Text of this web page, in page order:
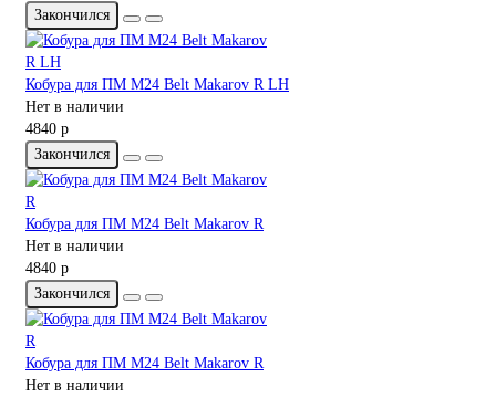
Закончился
Кобура для ПМ M24 Belt Makarov R LH
Нет в наличии
4840 р
Закончился
Кобура для ПМ M24 Belt Makarov R
Нет в наличии
4840 р
Закончился
Кобура для ПМ M24 Belt Makarov R
Нет в наличии